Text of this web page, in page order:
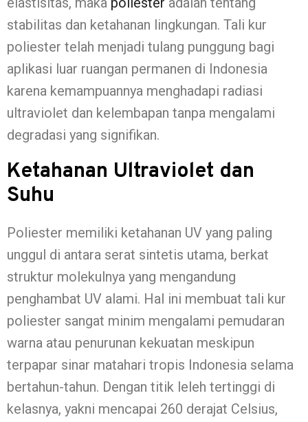
stabilitas dan ketahanan lingkungan. Tali kur
poliester telah menjadi tulang punggung bagi
aplikasi luar ruangan permanen di Indonesia
karena kemampuannya menghadapi radiasi
ultraviolet dan kelembapan tanpa mengalami
degradasi yang signifikan.
Ketahanan Ultraviolet dan
Suhu
Poliester memiliki ketahanan UV yang paling
unggul di antara serat sintetis utama, berkat
struktur molekulnya yang mengandung
penghambat UV alami. Hal ini membuat tali kur
poliester sangat minim mengalami pemudaran
warna atau penurunan kekuatan meskipun
terpapar sinar matahari tropis Indonesia selama
bertahun-tahun. Dengan titik leleh tertinggi di
kelasnya, yakni mencapai 260 derajat Celsius,